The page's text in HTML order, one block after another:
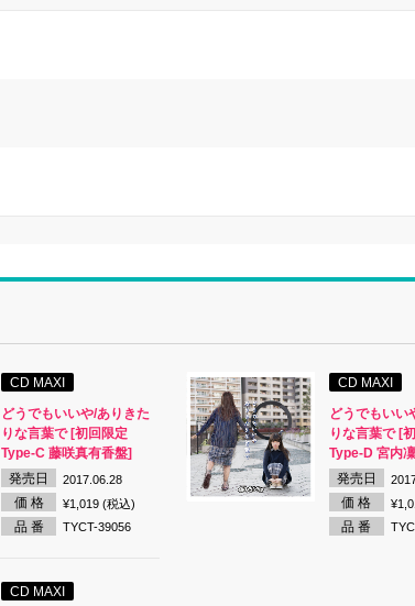
CD MAXI
どうでもいいや/ありきた
りな言葉で [初回限定
Type-C 藤咲真有香盤]
発売日
2017.06.28
価 格 ¥1,019 (税込)
品 番 TYCT-39056
CD MAXI
どうでもいい
りな言葉で [
Type-D 宮内
発売日
価 格
品 番
CD MAXI